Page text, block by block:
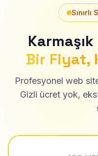
Sınırlı
Bir Fiyat,
Profesyonel web
Gizli ücret yok,